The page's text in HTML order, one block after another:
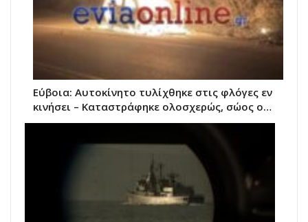
Εύβοια: Αυτοκίνητο τυλίχθηκε στις φλόγες εν
κινήσει – Καταστράφηκε ολοσχερώς, σώος ο…